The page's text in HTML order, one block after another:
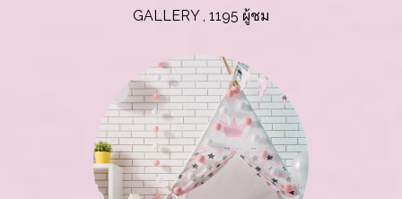
GALLERY, 1195 ผู้ชม